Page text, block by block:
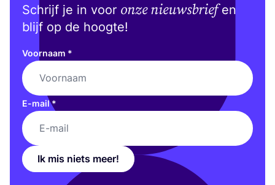
Schrijf je in voor onze nieuwsbriefen
blijf op de hoogte!
Voornaam *
E-mail*
Ik mis niets meer!